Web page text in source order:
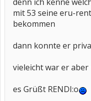
mit 53 seine eru-
bekommen
dann konnte er
vieleicht war er
es Grüßt RENDI:o